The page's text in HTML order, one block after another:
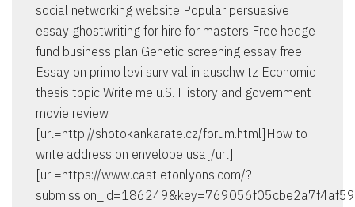
social networking website Popular persuasive
essay ghostwriting for hire for masters Free hedge
fund business plan Genetic screening essay free
Essay on primo levi survival in auschwitz Economic
thesis topic Write me u.S. History and government
movie review
[url=http://shotokankarate.cz/forum.html]How to
write address on envelope usa[/url]
[url=https://www.castletonlyons.com/?